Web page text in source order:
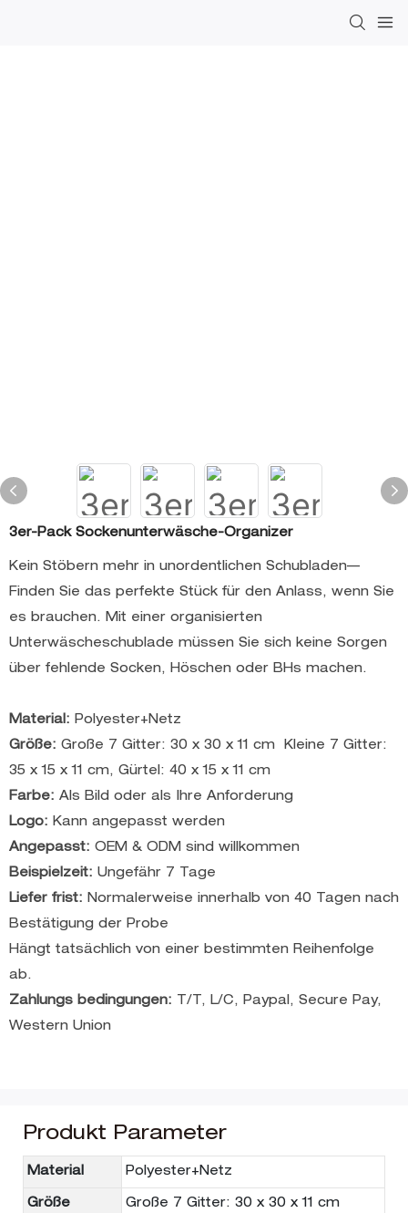
3er-Pack Sockenunterwäsche-Organizer
Kein Stöbern mehr in unordentlichen Schubladen—
Finden Sie das perfekte Stück für den Anlass, wenn Sie
es brauchen. Mit einer organisierten
Unterwäscheschublade müssen Sie sich keine Sorgen
über fehlende Socken, Höschen oder BHs machen.
Material: Polyester+Netz
Größe: Große 7 Gitter: 30 x 30 x 11 cm Kleine 7 Gitter:
35 x 15 x 11 cm, Gürtel: 40 x 15 x 11 cm
Farbe: Als Bild oder als Ihre Anforderung
Logo: Kann angepasst werden
Angepasst: OEM & ODM sind willkommen
Beispielzeit: Ungefähr 7 Tage
Liefer frist: Normalerweise innerhalb von 40 Tagen nach
Bestätigung der Probe
Hängt tatsächlich von einer bestimmten Reihenfolge
ab.
Zahlungs bedingungen:
T/T, L/C, Paypal, Secure Pay,
Western Union
Produkt Parameter
Material Polyester+Netz
Größe
Große 7 Gitter: 30 x 30 x 11 cm